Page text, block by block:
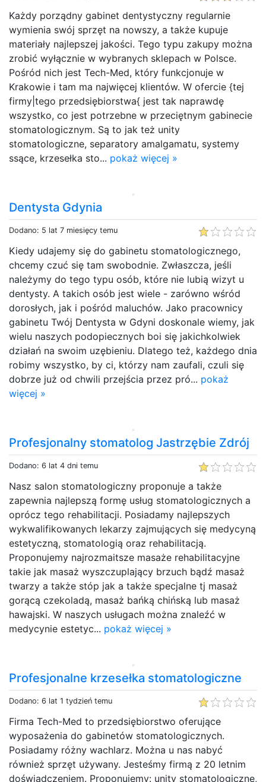
Każdy porządny gabinet dentystyczny regularnie
wymienia swój sprzęt na nowszy, a także kupuje
materiały najlepszej jakości. Tego typu zakupy można
zrobić wyłącznie w wybranych sklepach w Polsce.
Pośród nich jest Tech-Med, który funkcjonuje w
Krakowie i tam ma najwięcej klientów. W ofercie {tej
firmy|tego przedsiębiorstwa{ jest tak naprawdę
wszystko, co jest potrzebne w przeciętnym gabinecie
stomatologicznym. Są to jak też unity
stomatologiczne, separatory amalgamatu, systemy
ssące, krzesełka sto... pokaż więcej »
Dentysta Gdynia
Dodano: 5 lat 7 miesięcy temu
Kiedy udajemy się do gabinetu stomatologicznego,
chcemy czuć się tam swobodnie. Zwłaszcza, jeśli
należymy do tego typu osób, które nie lubią wizyt u
dentysty. A takich osób jest wiele - zarówno wśród
dorosłych, jak i pośród maluchów. Jako pracownicy
gabinetu Twój Dentysta w Gdyni doskonale wiemy, jak
wielu naszych podopiecznych boi się jakichkolwiek
działań na swoim uzębieniu. Dlatego też, każdego dnia
robimy wszystko, by ci, którzy nam zaufali, czuli się
dobrze już od chwili przejścia przez pró... pokaż
więcej »
Profesjonalny stomatolog Jastrzębie Zdrój
Dodano: 6 lat 4 dni temu
Nasz salon stomatologiczny proponuje a także
zapewnia najlepszą formę usług stomatologicznych a
oprócz tego rehabilitacji. Posiadamy najlepszych
wykwalifikowanych lekarzy zajmujących się medycyną
estetyczną, stomatologią oraz rehabilitacją.
Proponujemy najrozmaitsze masaże rehabilitacyjne
takie jak masaż wyszczuplający brzuch bądź masaż
twarzy a także stóp jak a także specjalne tj masaż
gorącą czekoladą, masaż bańką chińską lub masaż
hawajski. W naszych usługach można znaleźć w
medycynie estetyc... pokaż więcej »
Profesjonalne krzesełka stomatologiczne
Dodano: 6 lat 1 tydzień temu
Firma Tech-Med to przedsiębiorstwo oferujące
wyposażenia do gabinetów stomatologicznych.
Posiadamy różny wachlarz. Można u nas nabyć
również sprzęt używany. Jesteśmy firmą z 20 letnim
doświadczeniem. Proponujemy: unity stomatologiczne,